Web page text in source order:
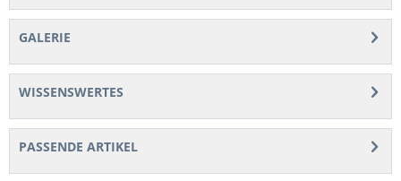
GALERIE
WISSENSWERTES
PASSENDE ARTIKEL